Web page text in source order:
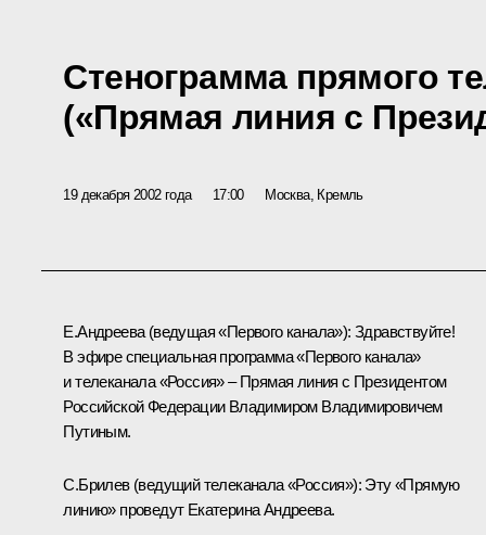
Стенограмма прямого
(«Прямая линия с
19 декабря 2002 года 17:00 Москва, Кремль
Е.Андреева (ведущая «Первого канала»): Здравствуйте!
В эфире специальная программа «Первого канала»
и телеканала «Россия» – Прямая линия с Президентом
Российской Федерации Владимиром Владимировичем
Путиным.
С.Брилев (ведущий телеканала «Россия»): Эту «Прямую
линию» проведут Екатерина Андреева.